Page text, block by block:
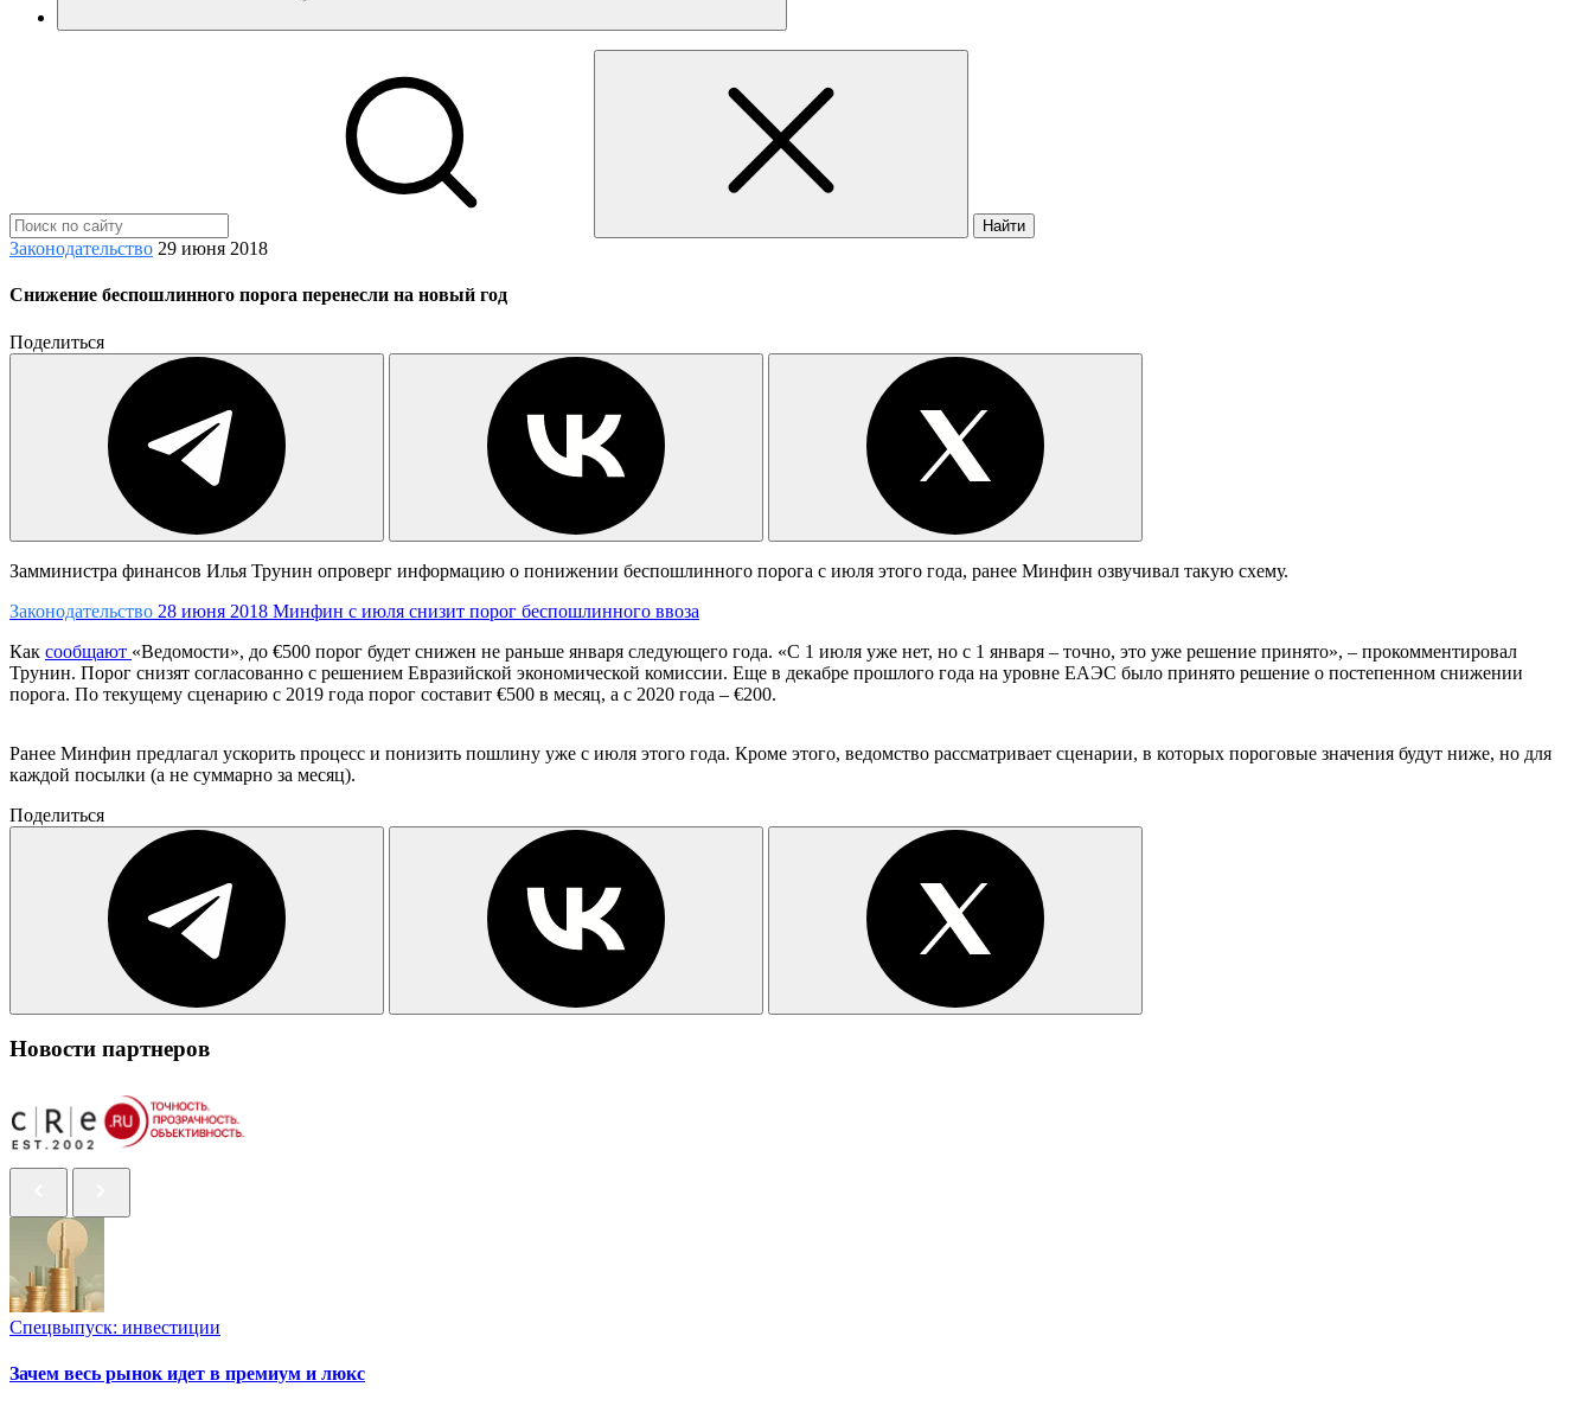
Найти
Законодательство 29 июня 2018
Снижение беспошлинного порога перенесли на новый год
Поделиться
Замминистра финансов Илья Трунин опроверг информацию о понижении беспошлинного порога с июля этого года, ранее Минфин озвучивал такую схему.
Законодательство 28 июня 2018 Минфин с июля снизит порог беспошлинного ввоза
Как сообщают «Ведомости», до €500 порог будет снижен не раньше января следующего года. «С 1 июля уже нет, но с 1 января – точно, это уже решение принято», – прокомментировал
Трунин. Порог снизят согласованно с решением Евразийской экономической комиссии. Еще в декабре прошлого года на уровне ЕАЭС было принято решение о постепенном снижении
порога. По текущему сценарию с 2019 года порог составит €500 в месяц, а с 2020 года – €200.
Ранее Минфин предлагал ускорить процесс и понизить пошлину уже с июля этого года. Кроме этого, ведомство рассматривает сценарии, в которых пороговые значения будут ниже, но для
каждой посылки (а не суммарно за месяц).
Поделиться
Новости партнеров
Спецвыпуск: инвестиции
Зачем весь рынок идет в премиум и люкс